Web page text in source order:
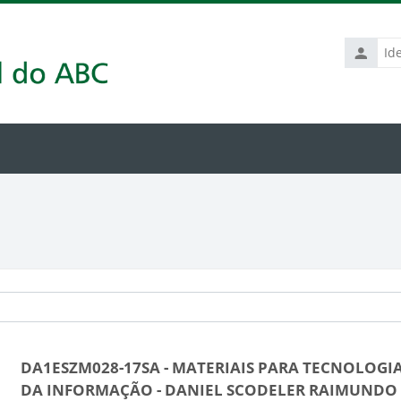
de
DA1ESZM028-17SA - MATERIAIS PARA
DA INFORMAÇÃO - DANIEL SCODELER RAIMUNDO